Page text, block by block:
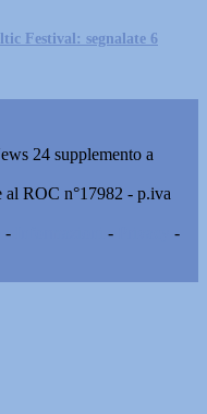
Festival: segnalate 6
24 supplemento a
al ROC n°17982 - p.iva
- -
-